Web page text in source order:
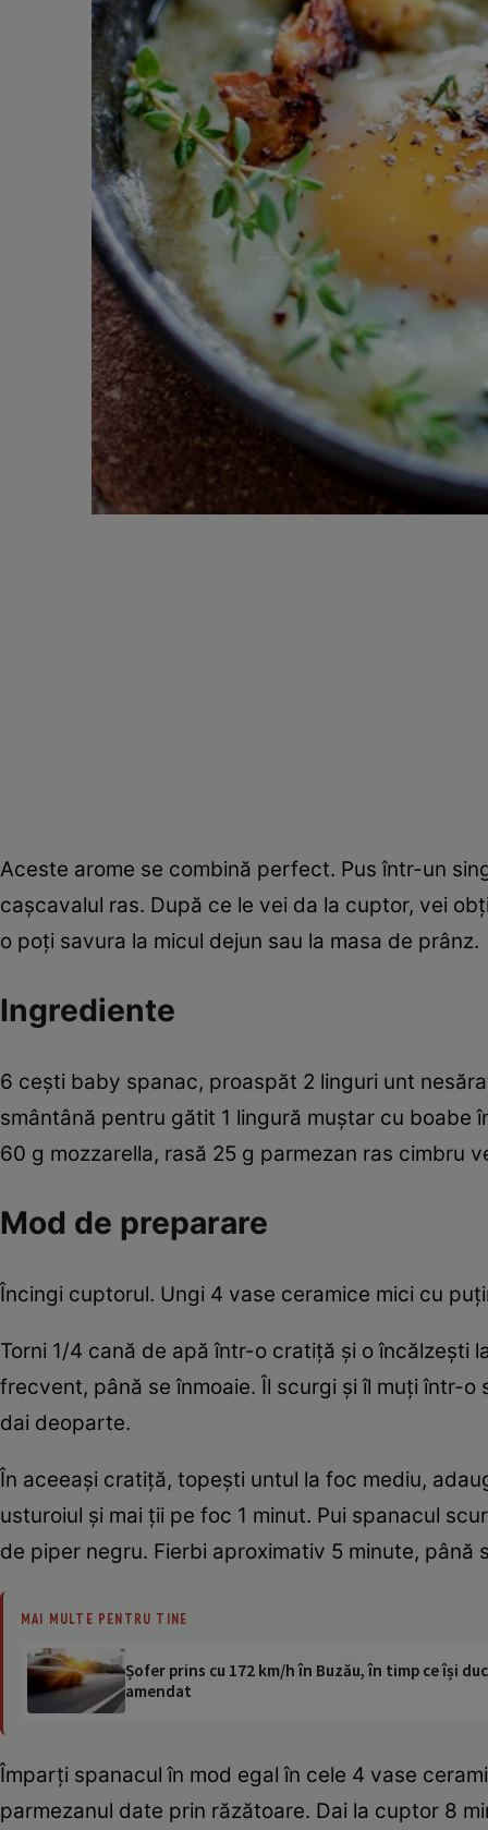
Aceste arome se combină perfect. Pus într-un
caşcavalul ras. După ce le vei da la cuptor, vei
o poţi savura la micul dejun sau la masa de prânz.
Ingrediente
6 ceşti baby spanac, proaspăt 2 linguri unt
smântână pentru gătit 1 lingură muştar cu boabe
60 g mozzarella, rasă 25 g parmezan ras cimbru
Mod de preparare
Încingi cuptorul. Ungi 4 vase ceramice mici cu
Torni 1/4 cană de apă într-o cratiţă şi o încălzeşti
frecvent, până se înmoaie. Îl scurgi şi îl muţi într-
dai deoparte.
În aceeaşi cratiţă, topeşti untul la foc mediu,
usturoiul şi mai ţii pe foc 1 minut. Pui spanacul
de piper negru. Fierbi aproximativ 5 minute, până
MAI MULTE PENTRU TINE
Șofer prins cu 172 km/h în Buzău, în timp ce își
amendat
Împarţi spanacul în mod egal în cele 4 vase
parmezanul date prin răzătoare. Dai la cuptor 8